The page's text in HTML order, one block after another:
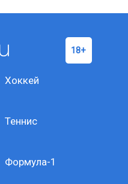
Хоккей
Теннис
Формула-1